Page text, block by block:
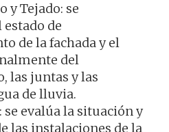
y Tejado: se
de
de la fachada y el
del
las juntas y las
de lluvia.
evalúa la situación y
las instalaciones de la